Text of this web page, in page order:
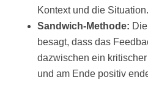
Kontext und die Situation.
Sandwich-Methode:
besagt, dass das
dazwischen ein
und am Ende positiv